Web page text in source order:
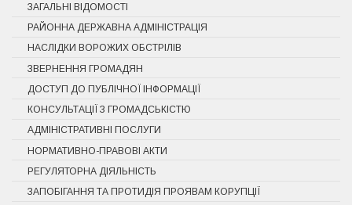
ЗАГАЛЬНІ ВІДОМОСТІ
РАЙОННА ДЕРЖАВНА АДМІНІСТРАЦІЯ
НАСЛІДКИ ВОРОЖИХ ОБСТРІЛІВ
ЗВЕРНЕННЯ ГРОМАДЯН
ДОСТУП ДО ПУБЛІЧНОЇ ІНФОРМАЦІЇ
КОНСУЛЬТАЦІЇ З ГРОМАДСЬКІСТЮ
АДМІНІСТРАТИВНІ ПОСЛУГИ
НОРМАТИВНО-ПРАВОВІ АКТИ
РЕГУЛЯТОРНА ДІЯЛЬНІСТЬ
ЗАПОБІГАННЯ ТА ПРОТИДІЯ ПРОЯВАМ КОРУПЦІЇ